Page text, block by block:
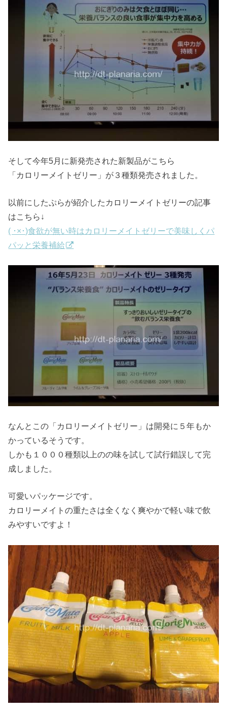
そして今年5月に新発売された新製品がこちら
「カロリーメイトゼリー」が３種類発売されました。
以前にしたぷらが紹介したカロリーメイトゼリーの記事
はこちら↓
( ･×･)食欲が無い時はカロリーメイトゼリーで美味しくパ
パッと栄養補給
なんとこの「カロリーメイトゼリー」は開発に５年もか
かっているそうです。
しかも１０００種類以上のの味を試して試行錯誤して完
成しました。
可愛いパッケージです。
カロリーメイトの重たさは全くなく爽やかで軽い味で飲
みやすいですよ！